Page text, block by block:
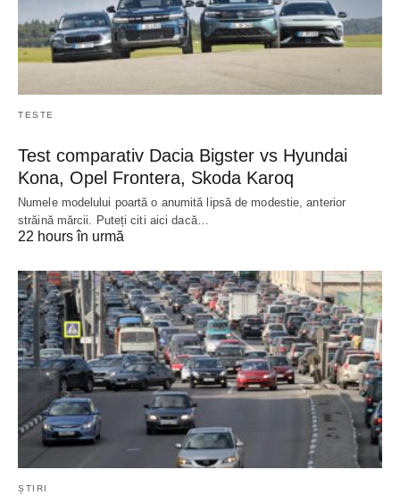
TESTE
Test comparativ Dacia Bigster vs Hyundai
Kona, Opel Frontera, Skoda Karoq
Numele modelului poartă o anumită lipsă de modestie, anterior
străină mărcii. Puteți citi aici dacă…
22 hours în urmă
ȘTIRI